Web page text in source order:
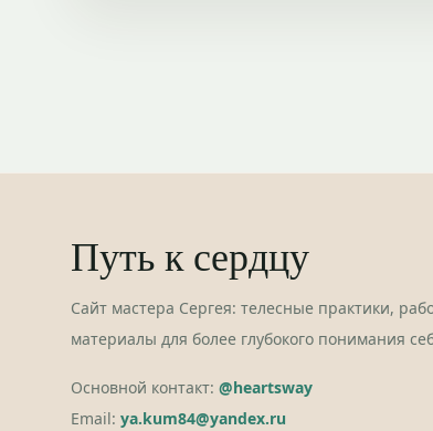
Путь к сердцу
Сайт мастера Сергея: телесные практики,
материалы для более глубокого понимания
Основной контакт: @heartsway
Email: ya.kum84@yandex.ru